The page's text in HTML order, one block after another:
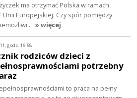
ma otrzymać Polska w ramach
Unii Europejskiej. Czy spór pomiędzy
» więcej
godz. 16:58
rodziców dzieci z
potrzebny
to praca na pełny